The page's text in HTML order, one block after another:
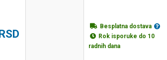
RSD
Besplatna dostava
Rok isporuke do 10
radnih dana